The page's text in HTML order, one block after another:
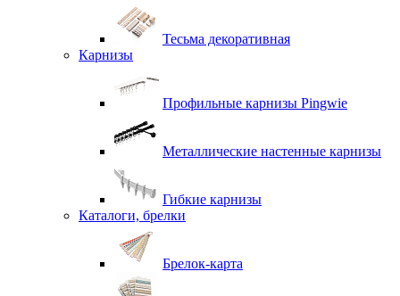
Тесьма декоративная
Карнизы
Профильные карнизы Pingwie
Металлические настенные карнизы
Гибкие карнизы
Каталоги, брелки
Брелок-карта